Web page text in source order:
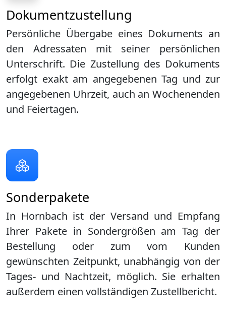
Dokumentzustellung
Persönliche Übergabe eines Dokuments an
den Adressaten mit seiner persönlichen
Unterschrift. Die Zustellung des Dokuments
erfolgt exakt am angegebenen Tag und zur
angegebenen Uhrzeit, auch an Wochenenden
und Feiertagen.
Sonderpakete
In Hornbach ist der Versand und Empfang
Ihrer Pakete in Sondergrößen am Tag der
Bestellung oder zum vom Kunden
gewünschten Zeitpunkt, unabhängig von der
Tages- und Nachtzeit, möglich. Sie erhalten
außerdem einen vollständigen Zustellbericht.